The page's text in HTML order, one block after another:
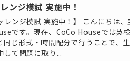
ンジ模試 実施中！
レンジ模試 実施中！】 こんにちは
です。現在、CoCo Houseでは英
同じ形式・時間配分で行うことで、
して問題に取り...